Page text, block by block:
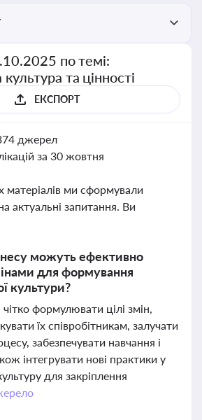
по темі:
та цінності
ЕКСПОРТ
джерел
за 30 жовтня
матеріалів ми сформували
актуальні запитання. Ви
можуть ефективно
для формування
культури?
формулювати цілі змін,
їх співробітникам, залучати
забезпечувати навчання і
інтегрувати нові практики у
для закріплення